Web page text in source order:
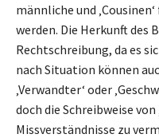
männliche und
werden. Die Herkunft des
Rechtschreibung, da es
nach Situation können
‚Verwandter‘ oder
doch die Schreibweise
Missverständnisse zu